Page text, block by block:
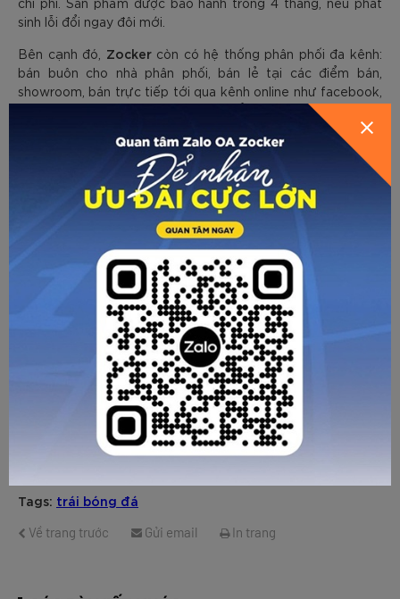
sinh lỗi đổi ngay đôi mới.
Bên cạnh đó, Zocker còn có hệ thống phân phối đa kênh:
bán buôn cho nhà phân phối, bán lẻ tại các điểm bán,
showroom, bán trực tiếp tới qua kênh online như facebook,
sàn TMĐT, tiktok... Chế độ vận chuyển nhanh chóng, tiện lợi.
ZOCKER - THỂ THAO TẠO NÊN SỨC
☎ Hotline: 096 905 7088
🏪 Showroom:
- Hà Nội: Số 125 Vũ Tông Phan, P.Khương Trung, Q.Thanh
- HCM: CS1: 405/28 Xô Viết Nghệ Tĩnh, P.24, Quận Bình
CS2: Số 28, Đường số 79, P. Tân Phong, Quận 7.
- Đà Nẵng: 51 Ngô Gia Tự, Hải Châu 1, Hải Châu.
(Và Zocker đã có mặt tại tất cả các hệ thống đại lý phân
Tags: trái bóng đá
Về trang trước Gửi email In trang